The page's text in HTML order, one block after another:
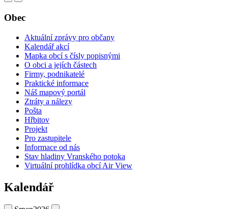
Obec
Aktuální zprávy pro občany
Kalendář akcí
Mapka obcí s čísly popisnými
O obci a jejích částech
Firmy, podnikatelé
Praktické informace
Náš mapový portál
Ztráty a nálezy
Pošta
Hřbitov
Projekt
Pro zastupitele
Informace od nás
Stav hladiny Vranského potoka
Virtuální prohlídka obcí Air View
Kalendář